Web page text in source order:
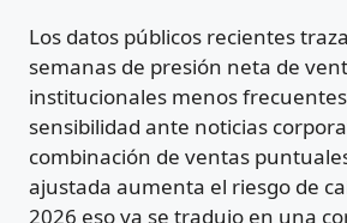
Los datos públicos recientes
semanas de presión neta de
institucionales menos
sensibilidad ante noticias
combinación de ventas
ajustada aumenta el riesgo de
2026 eso ya se tradujo en una